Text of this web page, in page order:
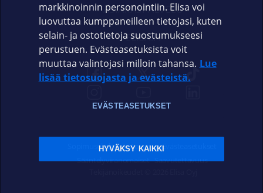
ASIAKASPALVELU
ELISA.FI
Sopimusehdot Tietosuoja Evästeasetukset
Sääntelyviranomaiset Saavutettavuus
markkinoinnin personointiin. Elisa voi
luovuttaa kumppaneilleen tietojasi, kuten
selain- ja ostotietoja suostumukseesi
perustuen. Evästeasetuksista voit
muuttaa valintojasi milloin tahansa. Lue
lisää tietosuojasta ja evästeistä.
EVÄSTEASETUKSET
HYVÄKSY KAIKKI